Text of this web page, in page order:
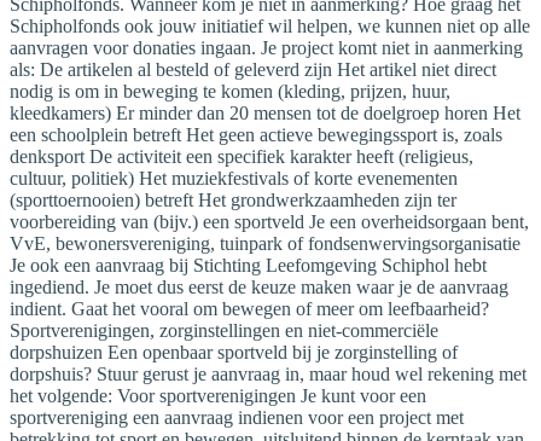
Schipholfonds ook jouw initiatief wil helpen, we kunnen niet op alle
aanvragen voor donaties ingaan. Je project komt niet in aanmerking
als: De artikelen al besteld of geleverd zijn Het artikel niet direct
nodig is om in beweging te komen (kleding, prijzen, huur,
kleedkamers) Er minder dan 20 mensen tot de doelgroep horen Het
een schoolplein betreft Het geen actieve bewegingssport is, zoals
denksport De activiteit een specifiek karakter heeft (religieus,
cultuur, politiek) Het muziekfestivals of korte evenementen
(sporttoernooien) betreft Het grondwerkzaamheden zijn ter
voorbereiding van (bijv.) een sportveld Je een overheidsorgaan bent,
VvE, bewonersvereniging, tuinpark of fondsenwervingsorganisatie
Je ook een aanvraag bij Stichting Leefomgeving Schiphol hebt
ingediend. Je moet dus eerst de keuze maken waar je de aanvraag
indient. Gaat het vooral om bewegen of meer om leefbaarheid?
Sportverenigingen, zorginstellingen en niet-commerciële
dorpshuizen Een openbaar sportveld bij je zorginstelling of
dorpshuis? Stuur gerust je aanvraag in, maar houd wel rekening met
het volgende: Voor sportverenigingen Je kunt voor een
sportvereniging een aanvraag indienen voor een project met